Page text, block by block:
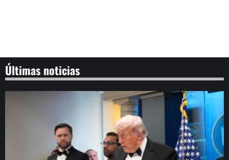
Últimas noticias